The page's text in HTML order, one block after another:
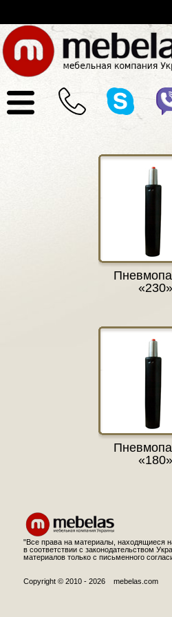
«230»
«180»
"Все права на материалы, находящиеся
в соответствии с законодательством
материалов только с письменного
Copyright © 2010 - 2026 mebelas.com